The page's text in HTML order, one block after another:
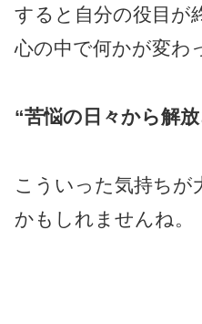
すると自分の役目が
心の中で何かが変わ
“苦悩の日々から解
こういった気持ち
かもしれませんね。